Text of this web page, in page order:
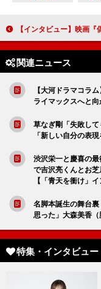
【インタビュー】映画『偶然と想像』濱口竜介監督「なさそうだけどあるという、”もう一つの現実
関連ニュース
【大河ドラマコラ
ライマックスへと
草なぎ剛「失敗し
「新しい自分の表
渋沢栄一と慶喜の
で吉沢亮くんとお芝
【「青天を衝け」イ
名脚本誕生の舞台
思った」大森美香（
特集・インタビュー